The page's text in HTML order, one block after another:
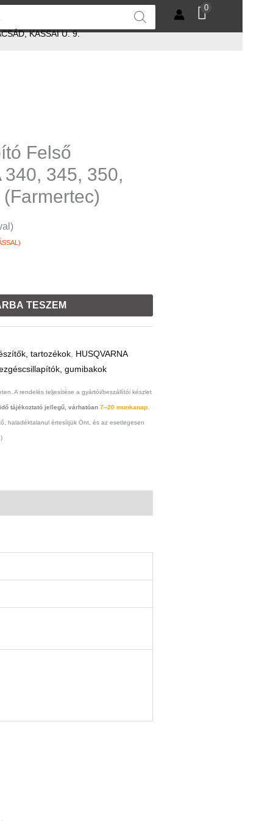
0
KASSAI U. 9.
Felső
340, 345, 350,
TESZEM
tartozékok, HUSQVARNA
gumibakok
A rendelés teljesítése a gyártói/beszállítói készlet
tájékoztató jellegű, várhatóan7–20 munkanap.
haladéktalanul értesítjük Önt, és az esetlegesen